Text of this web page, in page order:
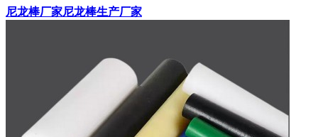
尼龙棒厂家尼龙棒生产厂家